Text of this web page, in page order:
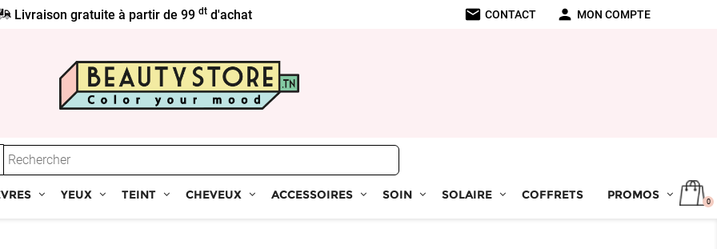
Livraison gratuite à partir de 99dt d'achat mail CONTACT person MON COMPTE
YEUX TEINT CHEVEUX ACCESSOIRES SOIN SOLAIRE COFFRETS PROMOS 0